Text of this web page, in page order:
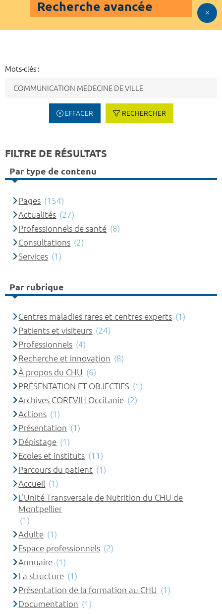
Recherche avancée
Mots-clés :
EFFACER RECHERCHER
FILTRE DE RÉSULTATS
Par type de contenu
Pages (154)
Actualités (27)
Professionnels de santé (8)
Consultations (2)
Services (1)
Par rubrique
Centres maladies rares et centres experts (1)
Patients et visiteurs (24)
Professionnels (4)
Recherche et innovation (8)
À propos du CHU (6)
PRÉSENTATION ET OBJECTIFS (1)
Archives COREVIH Occitanie (2)
Actions (1)
Présentation (1)
Dépistage (1)
Ecoles et instituts (11)
Parcours du patient (1)
Accueil (1)
L'Unité Transversale de Nutrition du CHU de
Montpellier
(1)
Adulte (1)
Espace professionnels (2)
Annuaire (1)
La structure (1)
Présentation de la formation au CHU (1)
Documentation (1)